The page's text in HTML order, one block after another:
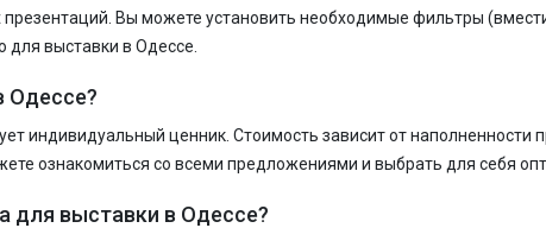
Вы можете установить необходимые фильтры
выставки в Одессе.
Одессе?
индивидуальный ценник. Стоимость зависит от наполненности
ознакомиться со всеми предложениями и выбрать для себя
для выставки в Одессе?